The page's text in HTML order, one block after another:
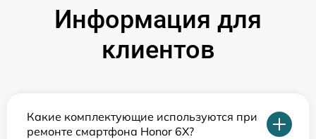
Информация для
клиентов
Какие комплектующие используются при
ремонте смартфона Honor 6X?